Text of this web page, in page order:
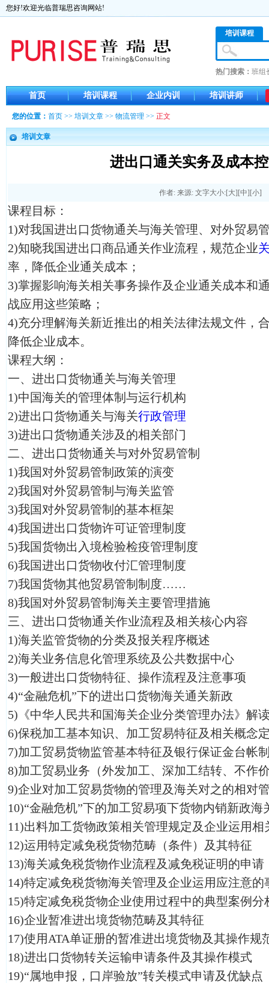
您好!欢迎光临普瑞思咨询网站!
培训课程
热门搜索： 班组
首页 培训课程 企业内训 培训讲师
您的位置： 首页 >> 培训文章 >> 物流管理 >> 正文
培训文章
进出口通关实务及成本
作者: 来源: 文字大小:[大][中][小]
课程目标：
1)对我国进出口货物通关与海关管理、对外贸易
2)知晓我国进出口商品通关作业流程，规范企业
率，降低企业通关成本；
3)掌握影响海关相关事务操作及企业通关成本和
战应用这些策略；
4)充分理解海关新近推出的相关法律法规文件，
降低企业成本。
课程大纲：
一、进出口货物通关与海关管理
1)中国海关的管理体制与运行机构
2)进出口货物通关与海关行政管理
3)进出口货物通关涉及的相关部门
二、进出口货物通关与对外贸易管制
1)我国对外贸易管制政策的演变
2)我国对外贸易管制与海关监管
3)我国对外贸易管制的基本框架
4)我国进出口货物许可证管理制度
5)我国货物出入境检验检疫管理制度
6)我国进出口货物收付汇管理制度
7)我国货物其他贸易管制制度……
8)我国对外贸易管制海关主要管理措施
三、进出口货物通关作业流程及相关核心内容
1)海关监管货物的分类及报关程序概述
2)海关业务信息化管理系统及公共数据中心
3)一般进出口货物特征、操作流程及注意事项
4)“金融危机”下的进出口货物海关通关新政
5)《中华人民共和国海关企业分类管理办法》解
6)保税加工基本知识、加工贸易特征及相关概念
7)加工贸易货物监管基本特征及银行保证金台帐
8)加工贸易业务（外发加工、深加工结转、不作
9)企业对加工贸易货物的管理及海关对之的相对
10)“金融危机”下的加工贸易项下货物内销新政海
11)出料加工货物政策相关管理规定及企业运用相
12)运用特定减免税货物范畴（条件）及其特征
13)海关减免税货物作业流程及减免税证明的申请
14)特定减免税货物海关管理及企业运用应注意的
15)特定减免税货物企业使用过程中的典型案例分
16)企业暂准进出境货物范畴及其特征
17)使用ATA单证册的暂准进出境货物及其操作规
18)进出口货物转关运输申请条件及其操作模式
19)“属地申报，口岸验放”转关模式申请及优缺点